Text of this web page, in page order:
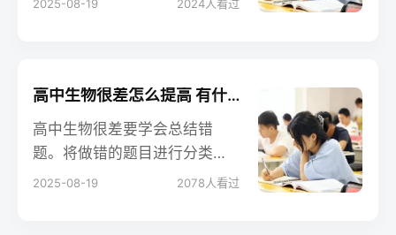
要根据自己的实际情况调整学
习计划，保持灵活性。高中生
物学习方法接着往下看吧。
2025-08-19 2024人看过
高中生物很差怎么提高 有什么学习方法
高中生物很差要学会总结错
题。将做错的题目进行分类总
结，找出常见的错误类型和知
2025-08-19 2078人看过